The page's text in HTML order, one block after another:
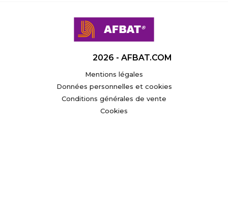
2026 - AFBAT.COM
Mentions légales
Données personnelles et cookies
Conditions générales de vente
Cookies